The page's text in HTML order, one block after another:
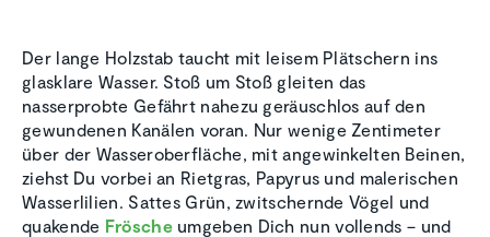
Der lange Holzstab taucht mit leisem Plätschern ins
glasklare Wasser. Stoß um Stoß gleiten das
nasserprobte Gefährt nahezu geräuschlos auf den
gewundenen Kanälen voran. Nur wenige Zentimeter
über der Wasseroberfläche, mit angewinkelten Beinen,
ziehst Du vorbei an Rietgras, Papyrus und malerischen
Wasserlilien. Sattes Grün, zwitschernde Vögel und
quakende Fröscheumgeben Dich nun vollends – und